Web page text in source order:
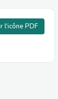
l'icône PDF